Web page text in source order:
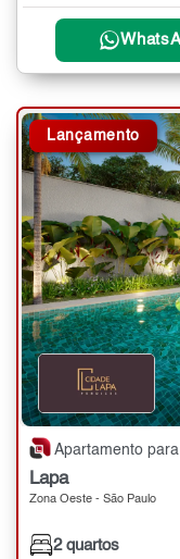
Lançamento
Apartamento para
Lapa
Zona Oeste - São Paulo
2 quartos